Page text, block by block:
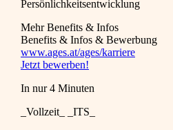
Persönlichkeitsentwicklung
Mehr Benefits & Infos
Benefits & Infos & Bewerbung
www.ages.at/ages/karriere
Jetzt bewerben!
In nur 4 Minuten
_Vollzeit_ _ITS_